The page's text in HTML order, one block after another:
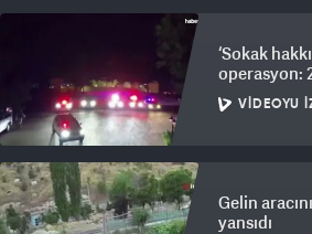
‘Sokak
operasyon:
VIDEOYU
Gelin
yansıdı